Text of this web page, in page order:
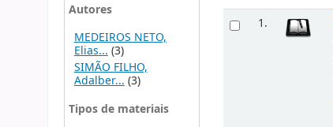
Autores
MEDEIROS NETO,
Elias... (3)
SIMÃO FILHO,
Adalber...(3)
Tipos de materiais
1.